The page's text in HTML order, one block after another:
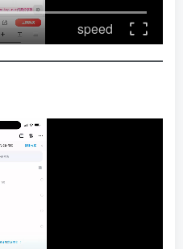
speed